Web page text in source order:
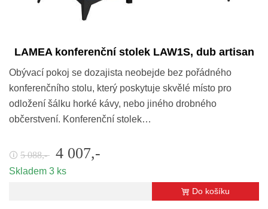
LAMEA konferenční stolek LAW1S, dub artisan
Obývací pokoj se dozajista neobejde bez pořádného
konferenčního stolu, který poskytuje skvělé místo pro
odložení šálku horké kávy, nebo jiného drobného
občerstvení. Konferenční stolek…
🛈 5 088,- 4 007,-
Skladem 3 ks
Do košíku